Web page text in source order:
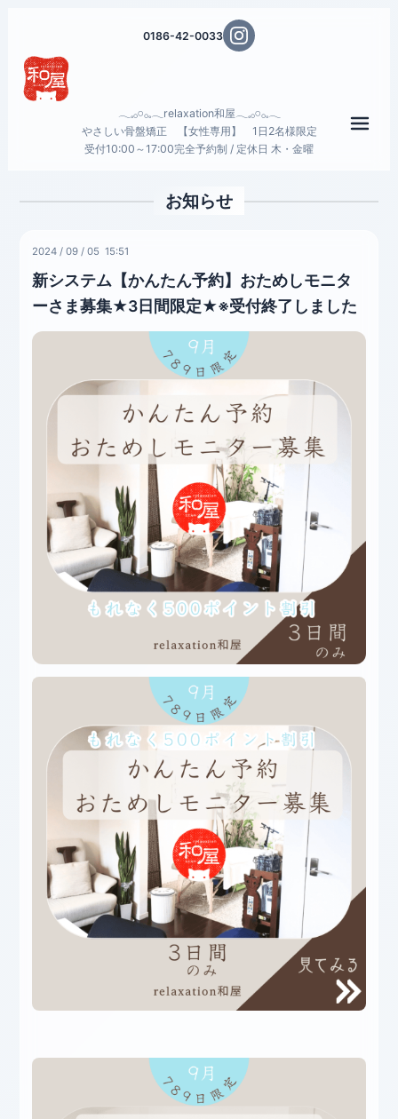
0186-42-0033
𓂃𓈒𓂂𓏸𓂂𓈒𓂃relaxation和屋𓂃𓈒𓂂𓏸𓂂𓈒𓂃
やさしい骨盤矯正 【女性専用】 1日2名様限定
受付10:00～17:00完全予約制 / 定休日 木・金曜
お知らせ
2024 /09 /05 15:51
新システム【かんたん予約】おためしモニタ
ーさま募集★3日間限定★※受付終了しました